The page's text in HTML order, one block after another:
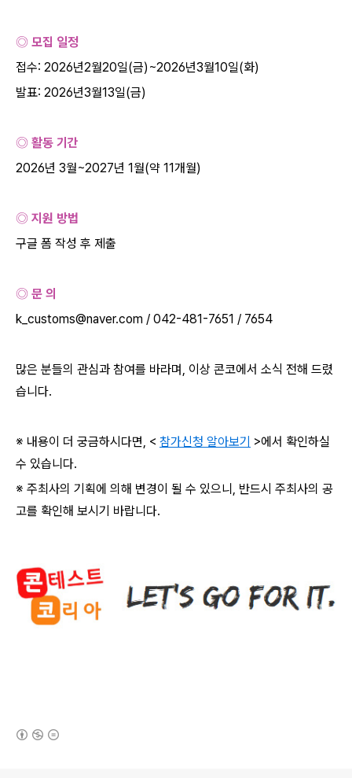
◎ 모집 일정
접수: 2026년2월20일(금)~2026년3월10일(화)
발표: 2026년3월13일(금)
◎ 활동 기간
2026년 3월~2027년 1월(약 11개월)
◎ 지원 방법
구글 폼 작성 후 제출
◎ 문 의
k_customs@naver.com / 042-481-7651 / 7654
많은 분들의 관심과 참여를 바라며, 이상 콘코에서 소식 전해 드렸
습니다.
※ 내용이 더 궁금하시다면, < 참가신청 알아보기 >에서 확인하실
수 있습니다.
※ 주최사의 기획에 의해 변경이 될 수 있으니, 반드시 주최사의 공
고를 확인해 보시기 바랍니다.